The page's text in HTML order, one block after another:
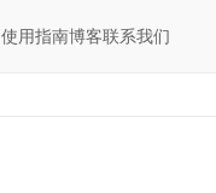
使用指南博客联系我们